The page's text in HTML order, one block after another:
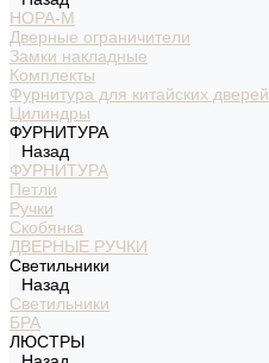
НОРА-М
Дверные ограничители
Замки накладные
Комплекты
Фурнитура для китайских дверей
Цилиндры
ФУРНИТУРА
Назад
ФУРНИТУРА
Петли
Ручки
Скобянка
ДВЕРНЫЕ РУЧКИ
Светильники
Назад
Светильники
БРА
ЛЮСТРЫ